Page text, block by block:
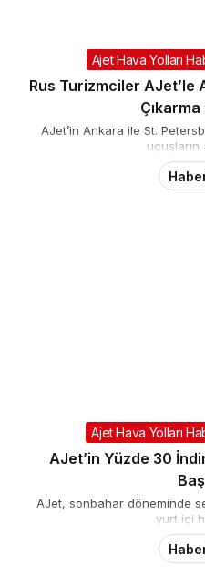
Ajet Hava Yolları
Rus Turizmciler AJet’le
AJet’in Ankara ile St.
uçuşların
Ajet Hava Yolları
AJet’in Yüzde 30
AJet, sonbahar döneminde
yurt içi